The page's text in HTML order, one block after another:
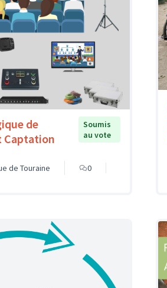
de
Captation
Soumis
au vote
de Touraine
0